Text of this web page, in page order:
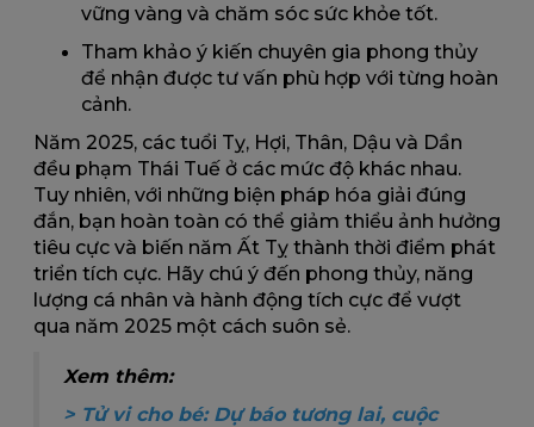
vững vàng và chăm sóc sức khỏe tốt.
Tham khảo ý kiến chuyên gia phong thủy
để nhận được tư vấn phù hợp với từng hoàn
cảnh.
Năm 2025, các tuổi Tỵ, Hợi, Thân, Dậu và Dần
đều phạm Thái Tuế ở các mức độ khác nhau.
Tuy nhiên, với những biện pháp hóa giải đúng
đắn, bạn hoàn toàn có thể giảm thiểu ảnh hưởng
tiêu cực và biến năm Ất Tỵ thành thời điểm phát
triển tích cực. Hãy chú ý đến phong thủy, năng
lượng cá nhân và hành động tích cực để vượt
qua năm 2025 một cách suôn sẻ.
Xem thêm:
> Tử vi cho bé: Dự báo tương lai, cuộc